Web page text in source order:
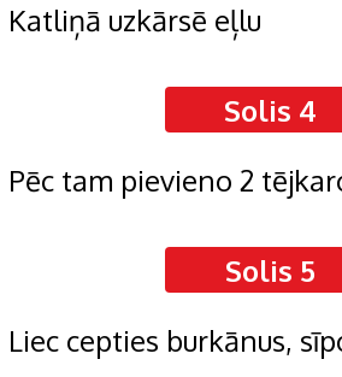
Katliņā uzkārsē eļlu
Solis 4
Pēc tam pievieno 2
Solis 5
Liec cepties burkānus,